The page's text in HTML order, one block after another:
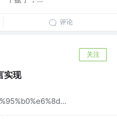
评论
关注
实现